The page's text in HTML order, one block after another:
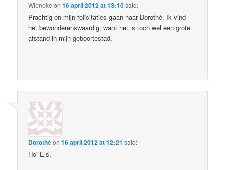
Wieneke on16 april 2012 at 13:10said:
Prachtig en mijn felicitaties gaan naar Dorothé. Ik vind
het bewonderenswaardig, want het is toch wel een grote
afstand in mijn geboortestad.
Dorothéon16 april 2012 at 12:21 said:
Hoi Els,